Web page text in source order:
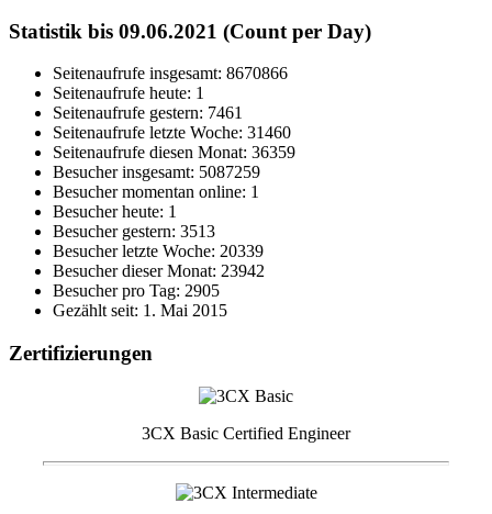
Statistik bis 09.06.2021 (Count per Day)
Seitenaufrufe insgesamt: 8670866
Seitenaufrufe heute: 1
Seitenaufrufe gestern: 7461
Seitenaufrufe letzte Woche: 31460
Seitenaufrufe diesen Monat: 36359
Besucher insgesamt: 5087259
Besucher momentan online: 1
Besucher heute: 1
Besucher gestern: 3513
Besucher letzte Woche: 20339
Besucher dieser Monat: 23942
Besucher pro Tag: 2905
Gezählt seit: 1. Mai 2015
Zertifizierungen
3CX Basic Certified Engineer